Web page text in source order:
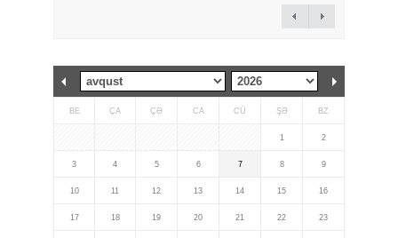
BE ÇA ÇƏ CA CÜ ŞƏ BZ
1 2
3 4 5 6 7 8 9
10 11 12 13 14 15 16
17 18 19 20 21 22 23